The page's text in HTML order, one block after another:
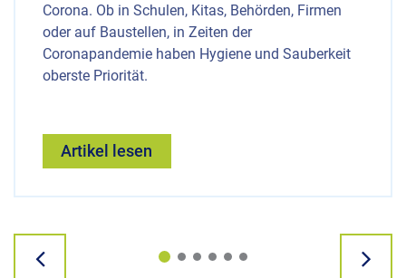
Corona. Ob in Schulen, Kitas, Behörden, Firmen
oder auf Baustellen, in Zeiten der
Coronapandemie haben Hygiene und Sauberkeit
oberste Priorität.
Artikel lesen